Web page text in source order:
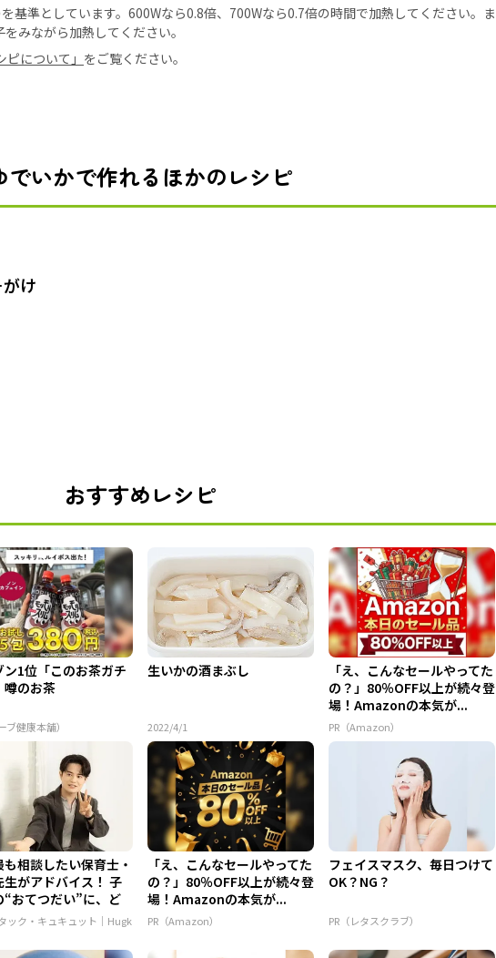
基準としています。600Wなら0.8倍、700Wなら0.7倍の時間で加熱してください。ま
みながら加熱してください。
ピについて」 をご覧ください。
でいかで作れるほかのレシピ
け
おすすめレシピ
ン1位「このお茶ガチ
噂のお茶
ブ健康本舗）
生いかの酒まぶし
2022/4/1
「え、こんなセールやってた
の？」80％OFF以上が続々登
場！Amazonの本気が...
PR（Amazon）
も相談したい保育士・
生がアドバイス！ 子
“おてつだい”に、ど
ック・キュキュット｜Hugk
「え、こんなセールやってた
の？」80％OFF以上が続々登
場！Amazonの本気が...
PR（Amazon）
フェイスマスク、毎日つけて
OK？NG？
PR（レタスクラブ）